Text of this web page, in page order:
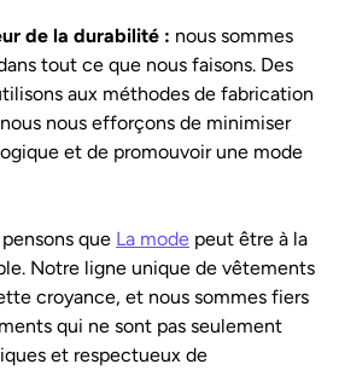
de la durabilité : nous sommes
tout ce que nous faisons. Des
aux méthodes de fabrication
nous efforçons de minimiser
et de promouvoir une mode
que La mode peut être à la
Notre ligne unique de vêtements
croyance, et nous sommes fiers
qui ne sont pas seulement
et respectueux de